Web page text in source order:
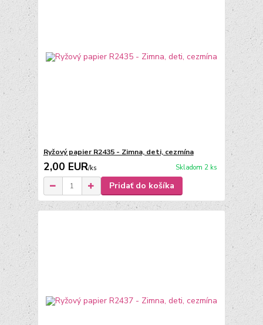
Ryžový papier R2435 - Zimna, deti, cezmína
2,00 EUR/ks Skladom 2 ks
Pridať do košíka